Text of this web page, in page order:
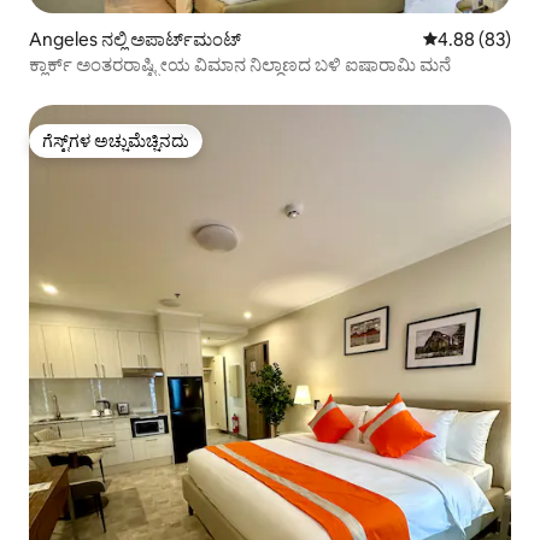
Angeles ನಲ್ಲಿ ಅಪಾರ್ಟ್‌ಮಂಟ್ 5 ರಲ್ಲಿ 4.88
4.88 (83)
ಕ್ಲಾರ್ಕ್ ಅಂತರರಾಷ್ಟ್ರೀಯ ವಿಮಾನ ನಿಲ್ದಾಣದ ಬಳಿ ಐಷಾರಾಮಿ ಮನೆ
ಗೆಸ್ಟ್‌ಗಳ ಅಚ್ಚುಮೆಚ್ಚಿನದು
ಗೆಸ್ಟ್‌ಗಳ ಅಚ್ಚುಮೆಚ್ಚಿನದು